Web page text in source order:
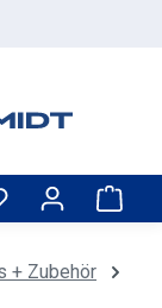
+ Zubehör